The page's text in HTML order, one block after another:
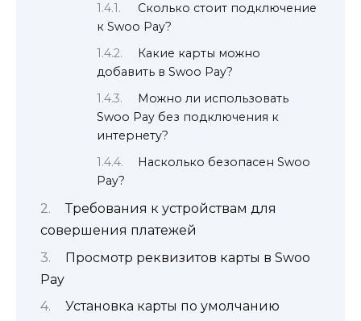
Сколько стоит подключение
к Swoo Pay?
Какие карты можно
добавить в Swoo Pay?
Можно ли использовать
Swoo Pay без подключения к
интернету?
Насколько безопасен Swoo
Pay?
Требования к устройствам для
совершения платежей
Просмотр реквизитов карты в Swoo
Pay
Установка карты по умолчанию